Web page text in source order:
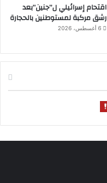
اقتحام إسرائيلي ل”جنين”بعد
رشق مركبة لمستوطنين بالحجارة
6 أغسطس، 2026